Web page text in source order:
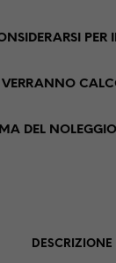
PER
VERRANNO
DEL
DESCRIZIONE